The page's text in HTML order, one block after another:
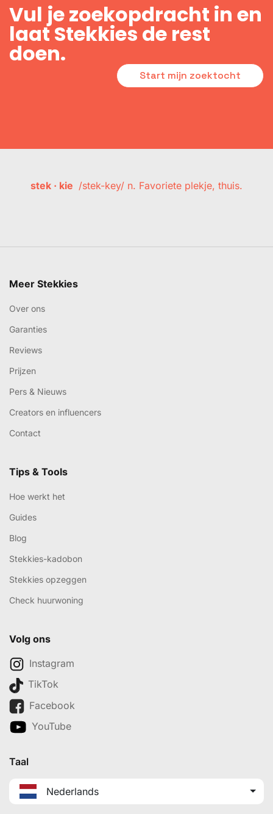
Vul je zoekopdracht in en
laat Stekkies de rest
doen.
Start mijn zoektocht
stek · kie /stek-key/ n. Favoriete plekje, thuis.
Meer Stekkies
Over ons
Garanties
Reviews
Prijzen
Pers & Nieuws
Creators en influencers
Contact
Tips & Tools
Hoe werkt het
Guides
Blog
Stekkies-kadobon
Stekkies opzeggen
Check huurwoning
Volg ons
Instagram
TikTok
Facebook
YouTube
Taal
Nederlands